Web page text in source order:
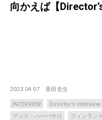
向かえば【
2023.04.07 香田史生
INTERVIEW Director’s Interview
アッリ・ハーパサロ
フィンランド